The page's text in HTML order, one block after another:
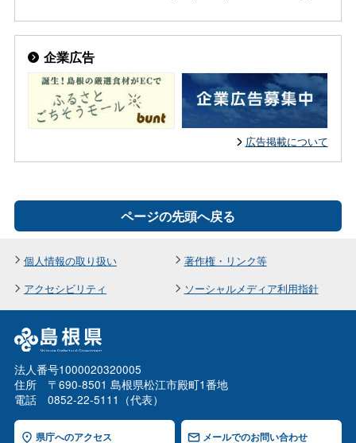
企業広告
広告掲載について
ページの先頭へ戻る
個人情報の取り扱い
著作権・リンク等
アクセシビリティ
ソーシャルメディア利用指針
法人番号1000020320005
住所 〒690-8501 島根県松江市殿町1番地
電話 0852-22-5111（代表）
県庁へのアクセス メールでのお問い合わせ